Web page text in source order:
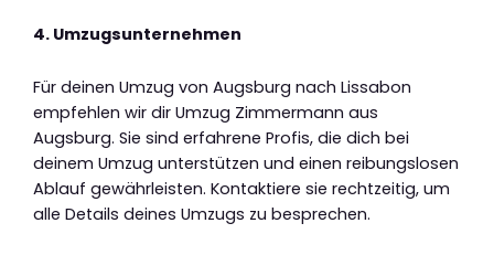
4. Umzugsunternehmen
Für deinen Umzug von Augsburg nach Lissabon
empfehlen wir dir Umzug Zimmermann aus
Augsburg. Sie sind erfahrene Profis, die dich bei
deinem Umzug unterstützen und einen reibungslosen
Ablauf gewährleisten. Kontaktiere sie rechtzeitig, um
alle Details deines Umzugs zu besprechen.